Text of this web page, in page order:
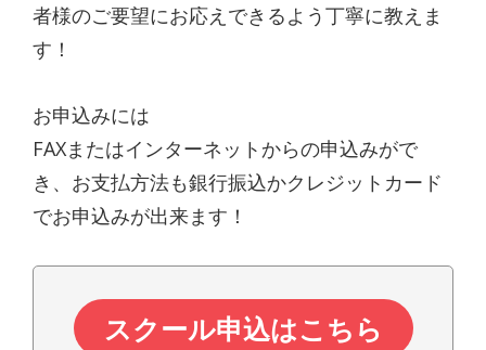
者様のご要望にお応えできるよう丁寧に教えま
す！
お申込みには
FAXまたはインターネットからの申込みがで
き、お支払方法も銀行振込かクレジットカード
でお申込みが出来ます！
スクール申込はこちら